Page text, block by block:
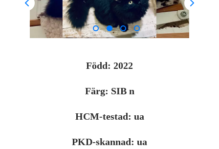
Född: 2022
Färg: SIB n
HCM-testad: ua
PKD-skannad: ua